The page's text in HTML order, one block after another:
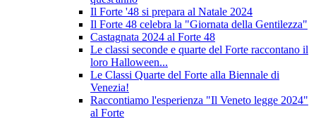
Il Forte '48 si prepara al Natale 2024
Il Forte 48 celebra la "Giornata della Gentilezza"
Castagnata 2024 al Forte 48
Le classi seconde e quarte del Forte raccontano il
loro Halloween...
Le Classi Quarte del Forte alla Biennale di
Venezia!
Raccontiamo l'esperienza "Il Veneto legge 2024"
al Forte